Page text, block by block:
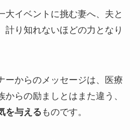
大イベントに挑む妻へ、夫と
計り知れないほどの力となり
ーからのメッセージは、医療
からの励ましとはまた違う、
を与える ものです。